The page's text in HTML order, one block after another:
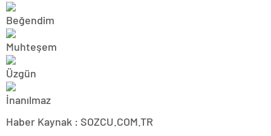
Haber Kaynak : SOZCU.COM.TR